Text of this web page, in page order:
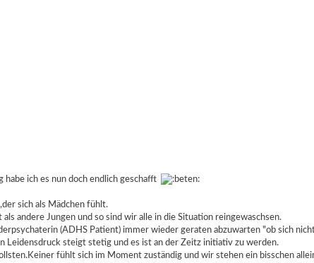
ich es nun doch endlich geschafft
sich als Mädchen fühlt.
andere Jungen und so sind wir alle in die Situation reingewaschsen.
(ADHS Patient) immer wieder geraten abzuwarten "ob sich
Leidensdruck steigt stetig und es ist an der Zeitz initiativ zu werden.
fühlt sich im Moment zuständig und wir stehen ein bisschen